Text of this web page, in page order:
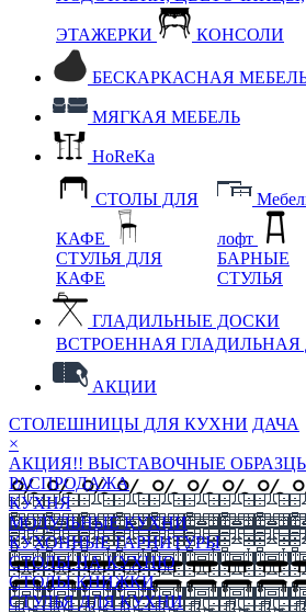
ЭТАЖЕРКИ КОНСОЛИ
БЕСКАРКАСНАЯ
МЯГКАЯ МЕБЕЛЬ
HoReKa
СТОЛЫ ДЛЯ
КАФЕ
СТУЛЬЯ ДЛЯ
КАФЕ
лофт
БАРНЫЕ
СТУЛЬЯ
ГЛАДИЛЬНЫЕ ДОСКИ
ВСТРОЕННАЯ ГЛАДИЛЬНАЯ
АКЦИИ
СТОЛЕШНИЦЫ ДЛЯ КУХНИ ДАЧА
×
АКЦИЯ!! ВЫСТАВОЧНЫЕ
РАСПРОДАЖА
КУХНЯ
МОДУЛЬНЫЕ КУХНИ
КУХОННЫЕ ГАРНИТУРЫ
СТОЛЫ НА КУХНЮ
СТОЛЫ КНИЖКИ
СТУЛЬЯ ДЛЯ КУХНИ